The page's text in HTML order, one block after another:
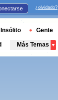
¿olvidado?
Insólito Gente
Más Temas